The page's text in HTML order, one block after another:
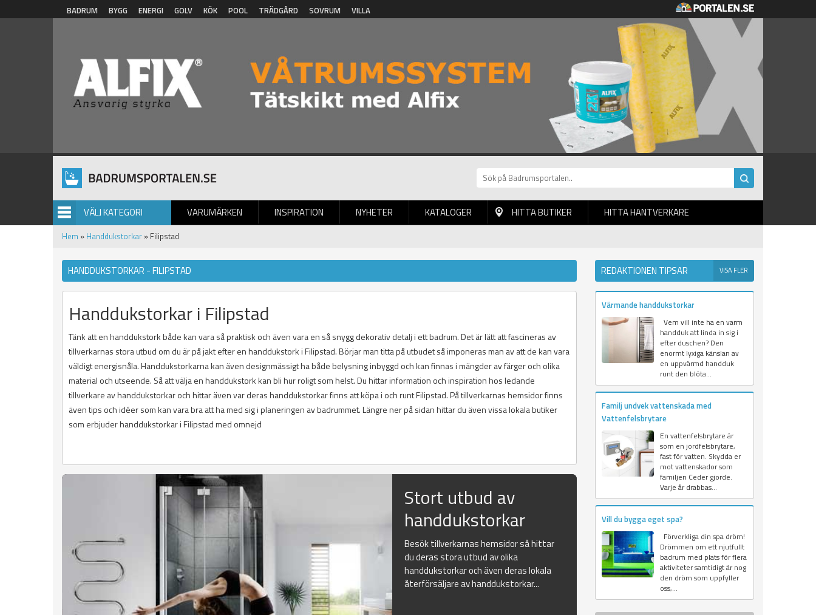
Hoppa till huvudinnehåll
BADRUM BYGG ENERGI GOLV KÖK POOL TRÄDGÅRD SOVRUM VILLA
VÄLJ KATEGORI VARUMÄRKEN INSPIRATION NYHETER
BILDGALLERI KATALOGER HITTA BUTIKER HITTA HANTVERKARE
Hem » Handdukstorkar » Filipstad
HANDDUKSTORKAR - FILIPSTAD
Handdukstorkar i Filipstad
Tänk att en handdukstork både kan vara så praktisk och även vara en så snygg dekorativ detalj i ett badrum. Det är lätt att fascineras av
tillverkarnas stora utbud om du är på jakt efter en handdukstork i Filipstad. Börjar man titta på utbudet så imponeras man av att de kan vara
väldigt energisnåla. Handdukstorkarna kan även designmässigt ha både belysning inbyggd och kan finnas i mängder av färger och olika
material och utseende. Så att välja en handdukstork kan bli hur roligt som helst. Du hittar information och inspiration hos ledande
tillverkare av handdukstorkar och hittar även var deras handdukstorkar finns att köpa i och runt Filipstad. På tillverkarnas hemsidor finns
även tips och idéer som kan vara bra att ha med sig i planeringen av badrummet. Längre ner på sidan hittar du även vissa lokala butiker
som erbjuder handdukstorkar i Filipstad med omnejd
Stort utbud av
handdukstorkar
Besök tillverkarnas hemsidor så hittar
du deras stora utbud av olika
handdukstorkar och även deras lokala
återförsäljare av handdukstorkar...
REDAKTIONEN TIPSAR VISA FLER
Värmande handdukstorkar
Vem vill inte ha en varm
handduk att linda in sig i
efter duschen? Den
enormt lyxiga känslan av
en uppvärmd handduk
runt den blöta...
Familj undvek vattenskada med
Vattenfelsbrytare
En vattenfelsbrytare är
som en jordfelsbrytare,
fast för vatten. Skydda er
mot vattenskador som
familjen Ceder gjorde.
Varje år drabbas...
Vill du bygga eget spa?
Förverkliga din spa dröm!
Drömmen om ett njutfullt
badrum med plats för flera
aktiviteter samtidigt är nog
den dröm som uppfyller
oss,...